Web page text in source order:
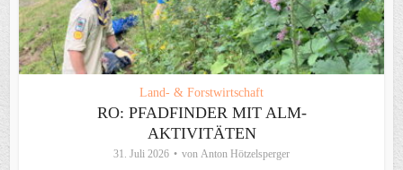
Land- & Forstwirtschaft
RO: PFADFINDER MIT ALM-
AKTIVITÄTEN
31. Juli 2026 von Anton Hötzelsperger